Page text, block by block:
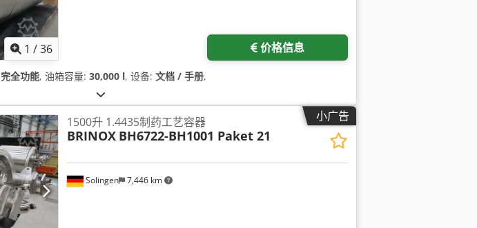
1 /36 价格信息
完全功能, 油箱容量: 30,000 l, 设备: 文档 / 手册,
小广告
Solingen 7,446 km
1500升 1.4435制药工艺容器
BRINOX BH6722-BH1001 Paket 21